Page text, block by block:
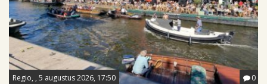
Regio, , 5 augustus 2026, 17:50 0